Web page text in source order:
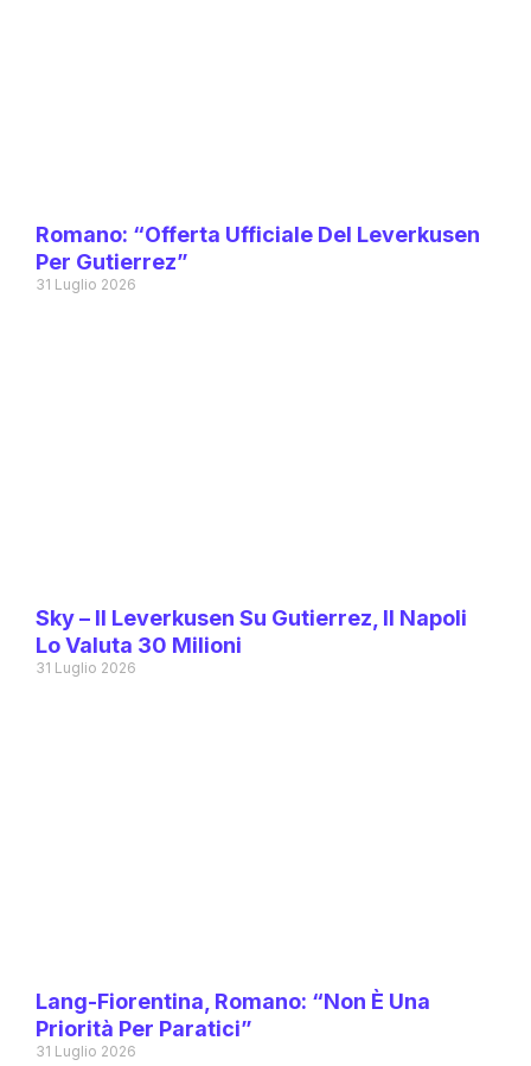
Romano: “Offerta Ufficiale Del Leverkusen
Per Gutierrez”
31 Luglio 2026
Sky – Il Leverkusen Su Gutierrez, Il Napoli
Lo Valuta 30 Milioni
31 Luglio 2026
Lang-Fiorentina, Romano: “Non È Una
Priorità Per Paratici”
31 Luglio 2026